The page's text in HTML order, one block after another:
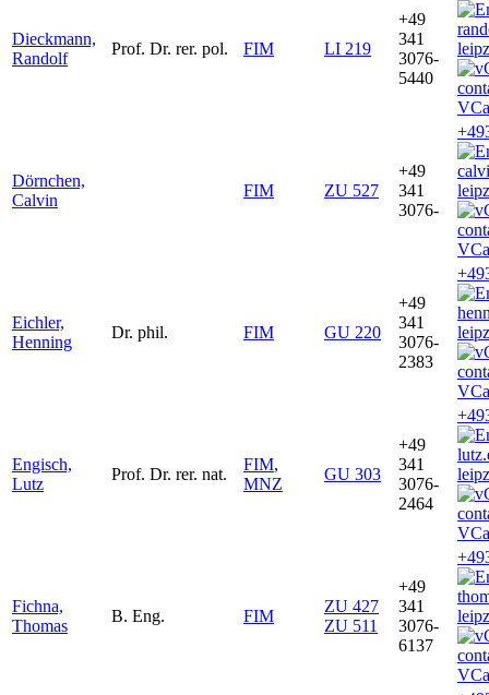
Dieckmann,
Randolf
Prof. Dr. rer. pol. FIM LI 219
+49
341
3076-
5440
Dörnchen,
Calvin
FIM ZU 527
+49
341
3076-
Eichler,
Henning
Dr. phil. FIM GU 220
+49
341
3076-
2383
Engisch,
Lutz
Prof. Dr. rer. nat.
FIM,
MNZ
GU 303
+49
341
3076-
2464
Fichna,
Thomas
B. Eng. FIM
ZU 427
ZU 511
+49
341
3076-
6137